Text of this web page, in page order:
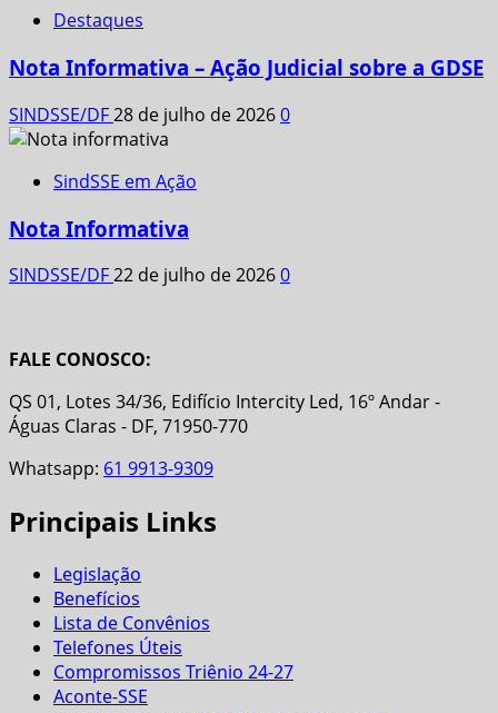
Destaques
Nota Informativa – Ação Judicial sobre a GDSE
SINDSSE/DF28 de julho de 20260
SindSSE em Ação
Nota Informativa
SINDSSE/DF22 de julho de 20260
FALE CONOSCO:
QS 01, Lotes 34/36, Edifício Intercity Led, 16º Andar -
Águas Claras - DF, 71950-770
Whatsapp: 61 9913-9309
Principais Links
Legislação
Benefícios
Lista de Convênios
Telefones Úteis
Compromissos Triênio 24-27
Aconte-SSE